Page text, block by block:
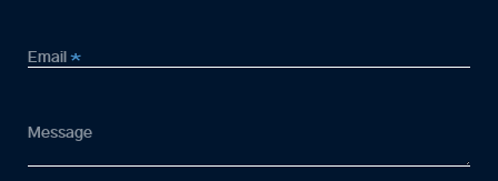
Email *
Message